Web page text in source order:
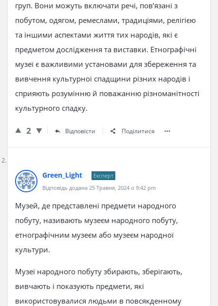
груп. Вони можуть включати речі, пов’язані з
побутом, одягом, ремеслами, традиціями, релігією
та іншими аспектами життя тих народів, які є
предметом дослідження та виставки. Етнографічні
музеї є важливими установами для збереження та
вивчення культурної спадщини різних народів і
сприяють розумінню й поважанню різноманітності
культурного спадку.
2 Відповісти Поділитися
Green_Light
Експерт
Відповідь додана 25 Травня, 2024 о 9:42 pm
Музей, де представлені предмети народного
побуту, називають музеєм народного побуту,
етнографічним музеєм або музеєм народної
культури.
Музеї народного побуту збирають, зберігають,
вивчають і показують предмети, які
використовувалися людьми в повсякденному